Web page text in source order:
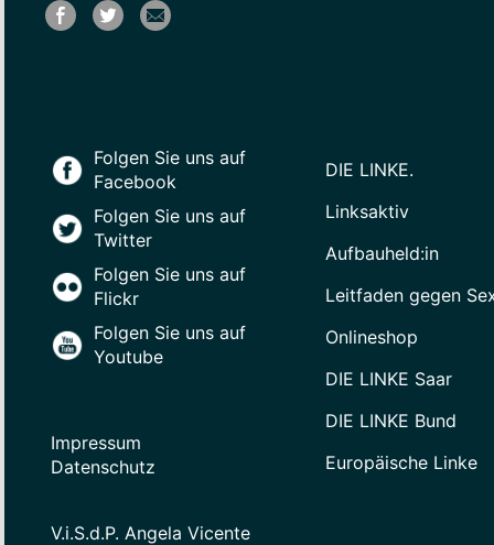
Folgen Sie uns auf
Facebook
Folgen Sie uns auf
Twitter
Folgen Sie uns auf
Flickr
Folgen Sie uns auf
Youtube
Impressum
Datenschutz
V.i.S.d.P. Angela Vicente
DIE LINKE.
Linksaktiv
Aufbauheld:in
Leitfaden gegen
Onlineshop
DIE LINKE Saar
DIE LINKE Bund
Europäische Linke